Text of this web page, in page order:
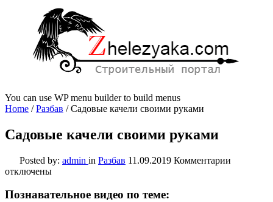
You can use WP menu builder to build menus
Home /Разбав /Садовые качели своими руками
Садовые качели своими руками
Posted by: admin in Разбав 11.09.2019 Комментарии
отключены
Познавательное видео по теме: